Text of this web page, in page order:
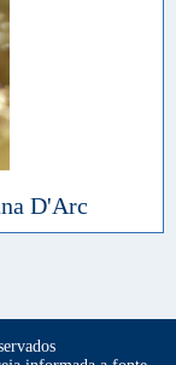
D'Arc